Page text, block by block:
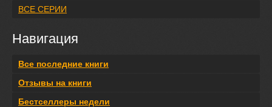
ВСЕ СЕРИИ
Навигация
Все последние книги
Отзывы на книги
Бестселлеры недели